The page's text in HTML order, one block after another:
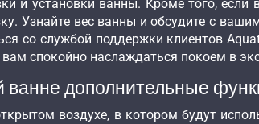
и установки ванны. Кроме того, если
Узнайте вес ванны и обсудите с
со службой поддержки клиентов
спокойно наслаждаться покоем в
ванне дополнительные
воздухе, в котором будут